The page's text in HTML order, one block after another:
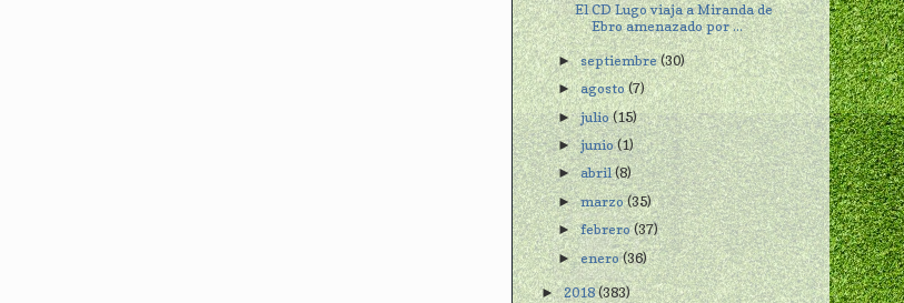
El CD Lugo viaja a Miranda de
Ebro amenazado por ...
►septiembre(30)
►agosto(7)
►julio(15)
►junio(1)
►abril(8)
►marzo(35)
►febrero(37)
►enero(36)
►2018(383)